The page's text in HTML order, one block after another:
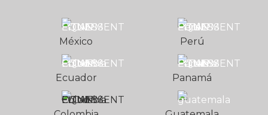
México
Ecuador
Perú
Panamá